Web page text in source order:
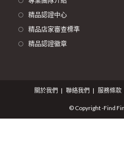
精品認證中心
精品店家審查標準
精品認證徽章
關於我們 聯絡我們 服務條款
© Copyright -Find